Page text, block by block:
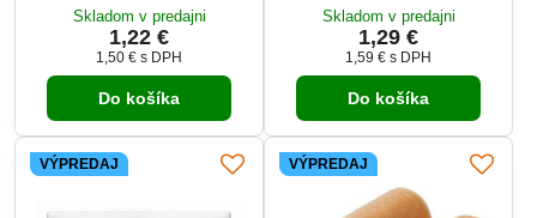
Skladom v predajni
1,22 €
1,50 € s DPH
Do košíka
Skladom v predajni
1,29 €
1,59 € s DPH
Do košíka
VÝPREDAJ VÝPREDAJ